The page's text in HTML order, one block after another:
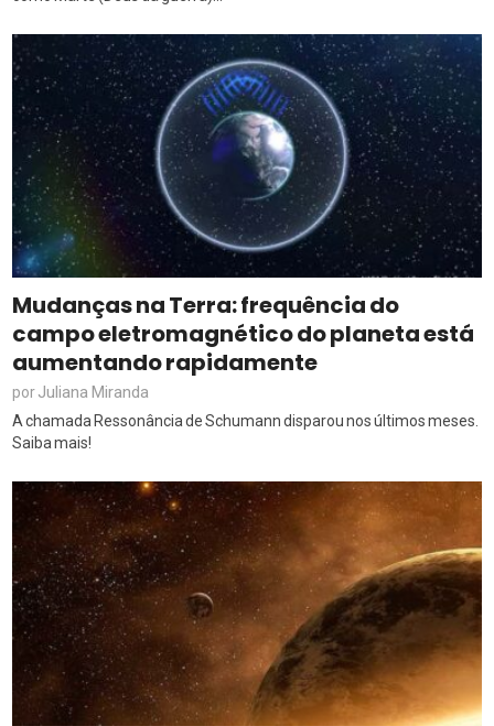
Mudanças na Terra: frequência do
campo eletromagnético do planeta está
aumentando rapidamente
porJuliana Miranda
A chamada Ressonância de Schumann disparou nos últimos meses.
Saiba mais!